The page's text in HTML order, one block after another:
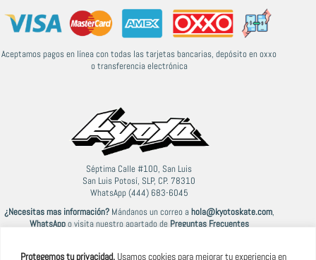
Protegemos tu privacidad. Usamos cookies para mejorar tu experiencia en
Aceptamos pagos en línea con todas las tarjetas bancarias, depósito en oxxo
o transferencia electrónica
Séptima Calle #100, San Luis
San Luis Potosí, SLP, CP. 78310
WhatsApp (444) 683-6045
¿Necesitas mas información?Mándanos un correo ahola@kyotoskate.com,
WhatsAppo visita nuestro apartado de Preguntas Frecuentes